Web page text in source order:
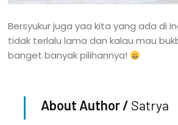
Bersyukur juga yaa kita yang ada di
tidak terlalu lama dan kalau mau
banget banyak pilihannya!
About Author / Satrya